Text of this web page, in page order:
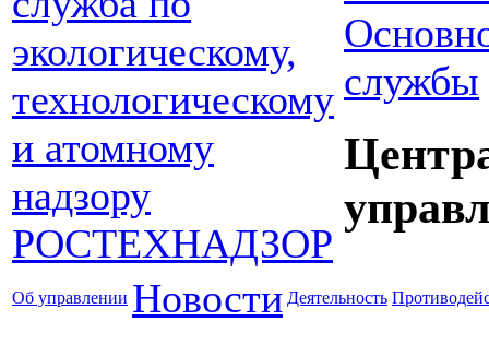
службы
Об управлении Новости Деятельность